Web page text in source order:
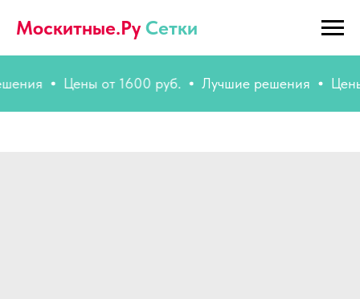
Москитные.Ру Сетки
Цены от 1600 руб. Лучшие решения Цены от